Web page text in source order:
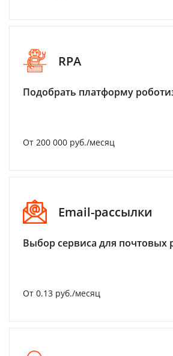
RPA
Подобрать платформу
От 200 000 руб./месяц
Email-рассылки
Выбор сервиса для почтовых
От 0.13 руб./месяц